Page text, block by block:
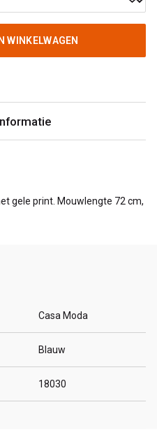
WINKELWAGEN
gele print. Mouwlengte 72 cm,
Casa Moda
Blauw
18030